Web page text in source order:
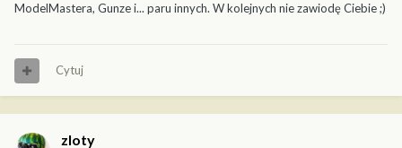
ModelMastera, Gunze i... paru innych. W kolejnych nie zawiodę Ciebie ;)
Cytuj
zloty